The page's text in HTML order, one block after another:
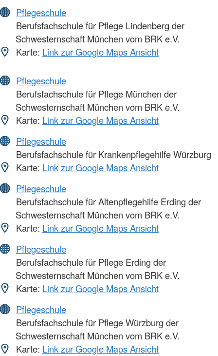
Pflegeschule
Berufsfachschule für Pflege Lindenberg der
Schwesternschaft München vom BRK e.V.
Karte: Link zur Google Maps Ansicht
Pflegeschule
Berufsfachschule für Pflege München der
Schwesternschaft München vom BRK e.V.
Karte: Link zur Google Maps Ansicht
Pflegeschule
Berufsfachschule für Krankenpflegehilfe Würzburg
Karte: Link zur Google Maps Ansicht
Pflegeschule
Berufsfachschule für Altenpflegehilfe Erding der
Schwesternschaft München vom BRK e.V.
Karte: Link zur Google Maps Ansicht
Pflegeschule
Berufsfachschule für Pflege Erding der
Schwesternschaft München vom BRK e.V.
Karte: Link zur Google Maps Ansicht
Pflegeschule
Berufsfachschule für Pflege Würzburg der
Schwesternschaft München vom BRK e.V.
Karte: Link zur Google Maps Ansicht